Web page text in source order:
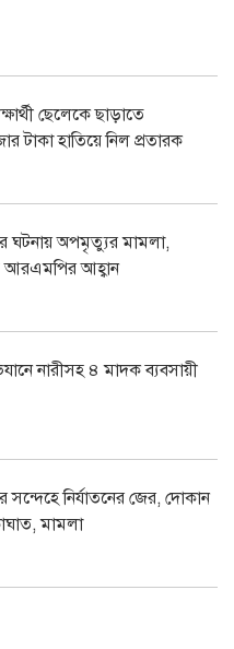
ছেলেকে ছাড়াতে
টাকা হাতিয়ে নিল প্রতারক
ঘটনায় অপমৃত্যুর মামলা,
আহ্বান
নারীসহ ৪ মাদক ব্যবসায়ী
সন্দেহে নির্যাতনের জের, দোকান
মামলা